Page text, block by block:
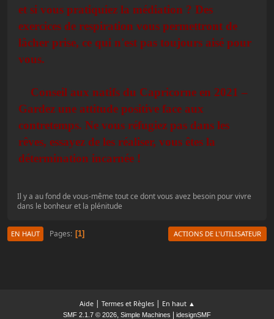
et si vous pratiquiez la médiation ? Des
exercices de respiration vous permettront de
lâcher prise, ce qui n'est pas toujours aisé pour
vous.
Conseil aux natifs du Capricorne en 2021 –
Gardez une attitude positive face aux
contretemps. Ne vous réfugiez pas dans les
rêves, essayez de les réaliser, vous êtes la
détermination incarnée !
Il y a au fond de vous-même tout ce dont vous avez besoin pour vivre
dans le bonheur et la plénitude
EN HAUT Pages 1 ACTIONS DE L'UTILISATEUR
Aide| Termes et Règles| En haut ▲
SMF 2.1.7 © 2026, Simple Machines idesignSMF